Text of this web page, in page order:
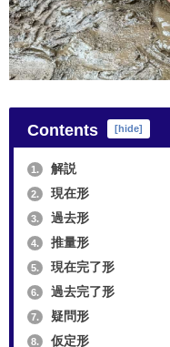
Contents [hide]
1. 解説
2. 現在形
3. 過去形
4. 推量形
5. 現在完了形
6. 過去完了形
7. 疑問形
8. 仮定形